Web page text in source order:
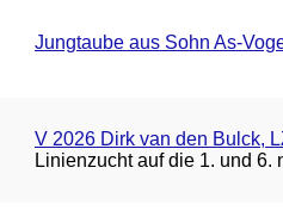
Jungtaube aus Sohn As-
V 2026 Dirk van den Bulck,
Linienzucht auf die 1. und